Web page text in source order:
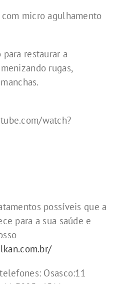
micro agulhamento
restaurar a
rugas,
watch?
possíveis que a
para a sua saúde e
Osasco:11